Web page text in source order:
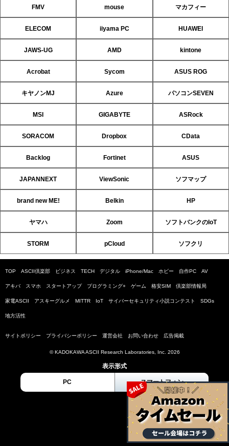
FMV mouse マカフィー
ELECOM iiyama PC HUAWEI
JAWS-UG AMD kintone
Acrobat Sycom ASUS ROG
キヤノンMJ Azure パソコンSEVEN
MSI GIGABYTE ASRock
SORACOM Dropbox CData
Backlog Fortinet ASUS
JAPANNEXT ViewSonic ソフマップ
brand new ME! Belkin HP
ヤマハ Zoom ソフトバンクのIoT
STORM pCloud ソフクリ
TOP ASCII倶楽部 ビジネス TECH デジタル iPhone/Mac ホビー 自作PC AV
アキバ スマホ スタートアップ プログラミング+ ゲーム 格安SIM 倶楽部情報局
家電ASCII アスキーグルメ MITTR IoT サイバーセキュリティ小説コンテスト SDGs
地方活性
サイトポリシー プライバシーポリシー 運営会社 お問い合わせ 広告掲載
© KADOKAWA ASCII Research Laboratories, Inc. 2026
表示形式
PC スマートフォン